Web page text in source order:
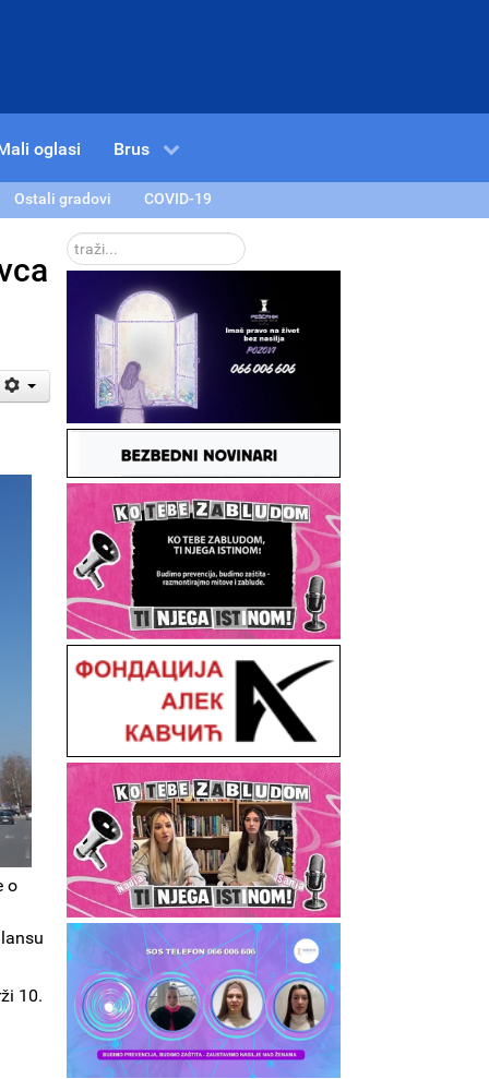
oglasi Brus
Ostali gradovi COVID-19
o
10.
traži...